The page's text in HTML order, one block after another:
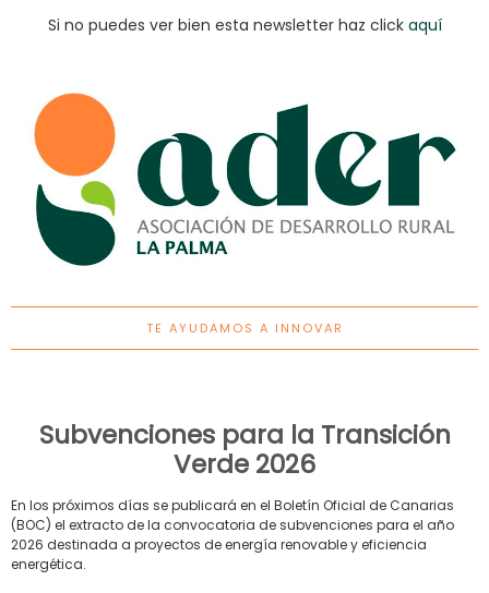
Si no puedes ver bien esta newsletter haz click aquí
TE AYUDAMOS A INNOVAR
Subvenciones para la Transición
Verde 2026
En los próximos días se publicará en el Boletín Oficial de Canarias
(BOC) el extracto de la convocatoria de subvenciones para el año
2026 destinada a proyectos de energía renovable y eficiencia
energética.